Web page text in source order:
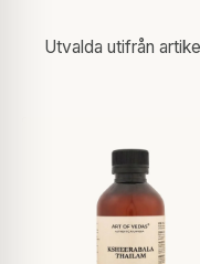
Utvalda utifrån